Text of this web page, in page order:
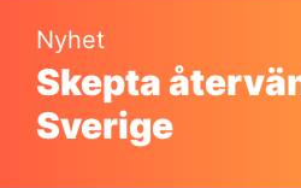
Nyhet
Skepta
Sverige